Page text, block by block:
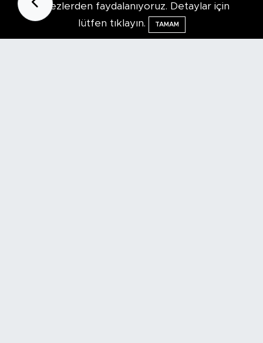
Tepebaşı/Eskişehir
0 (222) 503 16 76
çerezlerden faydalanıyoruz. Detaylar için
lütfen tıklayın.
TAMAM